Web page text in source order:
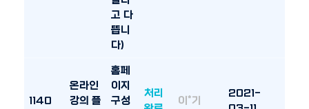
고 다
뜹니
다)
1140
온라인
강의 플
홈페
이지
구성
처리
이*기
2021-